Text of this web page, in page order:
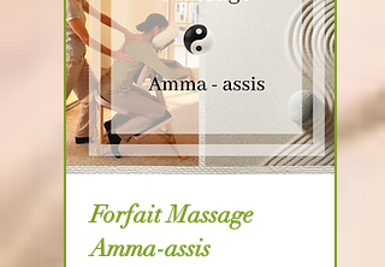
Forfait Massage
Amma-assis